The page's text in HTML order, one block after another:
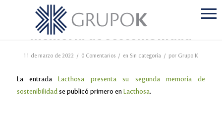
Lacthosa presenta su segunda
memoria de sostenibilidad
11 de marzo de 2022 / 0 Comentarios / en Sin categoría / por Grupo K
La entradaLacthosa presenta su segunda memoria de
sostenibilidad se publicó primero en Lacthosa.